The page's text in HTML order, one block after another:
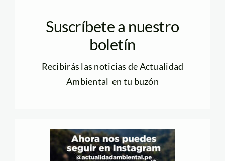
Suscríbete a nuestro
boletín
Recibirás las noticias de Actualidad
Ambiental en tu buzón